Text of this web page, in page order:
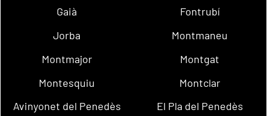
Gaià
Fontrubí
Jorba
Montmaneu
Montmajor
Montgat
Montesquiu
Montclar
Avinyonet del Penedès
El Pla del Penedès